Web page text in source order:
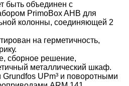
быть объединен с
PrimoBox AHB для
колонны, соединяющей 2
на герметичность,
сборное решение,
металлический шкаф.
UPm³ и поворотными